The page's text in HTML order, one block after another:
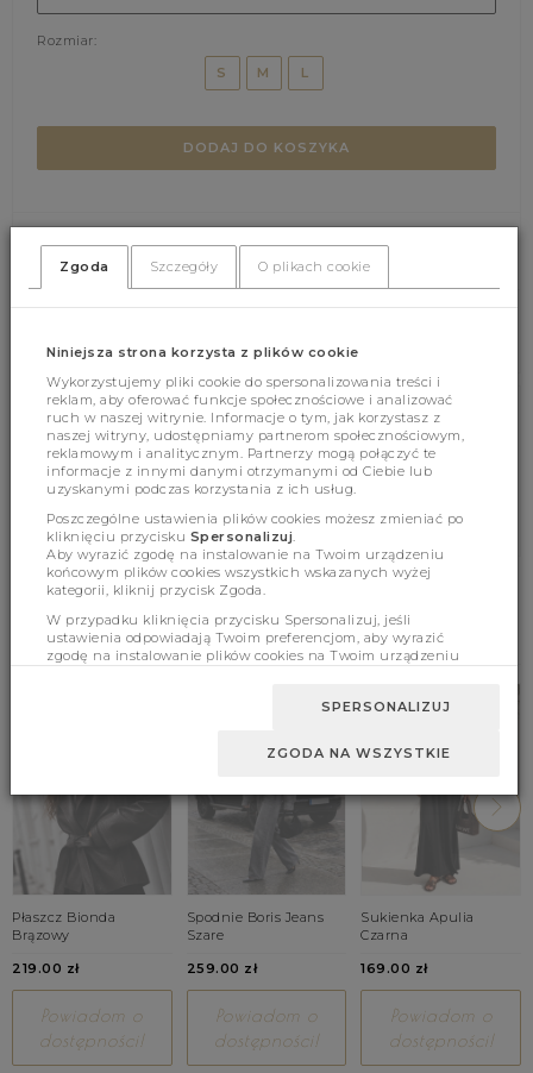
Rozmiar:
S
M L
DODAJ DO KOSZYKA
(348) (0)
Cechy produktu
Wymiary
BESTSELLERY
Płaszcz Bionda
Brązowy
219.00 zł
Powiadom o
dostępności!
Spodnie Boris Jeans
Szare
259.00 zł
Powiadom o
dostępności!
Sukienka Apulia
Czarna
169.00 zł
Powiadom o
dostępności!
Zgoda Szczegóły O plikach cookie
Niniejsza strona korzysta z plików cookie
Wykorzystujemy pliki cookie do spersonalizowania treści i
reklam, aby oferować funkcje społecznościowe i analizować
ruch w naszej witrynie. Informacje o tym, jak korzystasz z
naszej witryny, udostępniamy partnerom społecznościowym,
reklamowym i analitycznym. Partnerzy mogą połączyć te
informacje z innymi danymi otrzymanymi od Ciebie lub
uzyskanymi podczas korzystania z ich usług.
Poszczególne ustawienia plików cookies możesz zmieniać po
kliknięciu przycisku Spersonalizuj
Aby wyrazić zgodę na instalowanie na Twoim urządzeniu
końcowym plików cookies wszystkich wskazanych wyżej
kategorii, kliknij przycisk Zgoda.
W przypadku kliknięcia przycisku Spersonalizuj, jeśli
ustawienia odpowiadają Twoim preferencjom, aby wyrazić
zgodę na instalowanie plików cookies na Twoim urządzeniu
SPERSONALIZUJ
ZGODA NA WSZYSTKIE